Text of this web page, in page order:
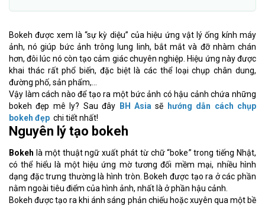
Bokeh được xem là “sự kỳ diệu” của hiệu ứng vật lý ống kính máy
ảnh, nó giúp bức ảnh trông lung linh, bắt mắt và đỡ nhàm chán
hơn, đôi lúc nó còn tạo cảm giác chuyên nghiệp. Hiệu ứng này được
khai thác rất phổ biến, đặc biệt là các thể loại chụp chân dung,
đường phố, sản phẩm,...
Vậy làm cách nào để tạo ra một bức ảnh có hậu cảnh chứa những
bokeh đẹp mê ly? Sau đây
BH Asiasẽ
hướng dẫn cách chụp
bokeh đẹp chi tiết nhất!
Nguyên lý tạo bokeh
Bokeh là một thuật ngữ xuất phát từ chữ “boke” trong tiếng Nhật,
có thể hiểu là một hiệu ứng mờ tương đối mềm mại, nhiều hình
dạng đặc trưng thường là hình tròn. Bokeh được tạo ra ở các phần
nằm ngoài tiêu điểm của hình ảnh, nhất là ở phần hậu cảnh.
Bokeh được tạo ra khi ánh sáng phản chiếu hoặc xuyên qua một bề